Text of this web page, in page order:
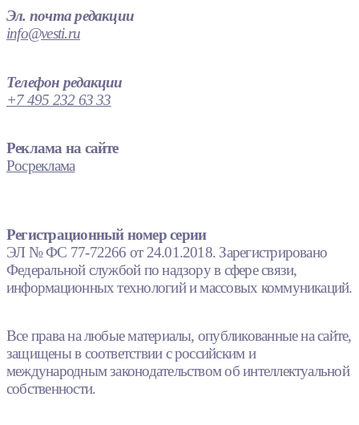
Эл. почта редакции
info@vesti.ru
Телефон редакции
+7 495 232 63 33
Реклама на сайте
Росреклама
Регистрационный номер серии
ЭЛ № ФС 77-72266 от 24.01.2018. Зарегистрировано
Федеральной службой по надзору в сфере связи,
информационных технологий и массовых коммуникаций.
Все права на любые материалы, опубликованные на сайте,
защищены в соответствии с российским и
международным законодательством об интеллектуальной
собственности.